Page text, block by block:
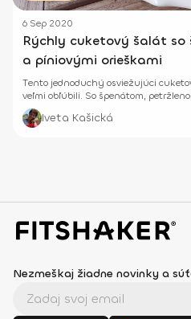
6 Sep 2020
Rýchly cuketový šalát so
a píniovými orieškami
Tento jednoduchý osviežujúci
veľmi obľúbili. So špenátom,
úžasne.
Iveta Kašická
Nezmeškaj žiadne novinky a